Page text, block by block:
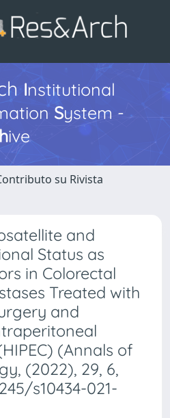
Institutional
System -
ive
su Rivista
and
Status as
in Colorectal
Treated with
and
(Annals of
(2022), 29, 6,
s10434-021-